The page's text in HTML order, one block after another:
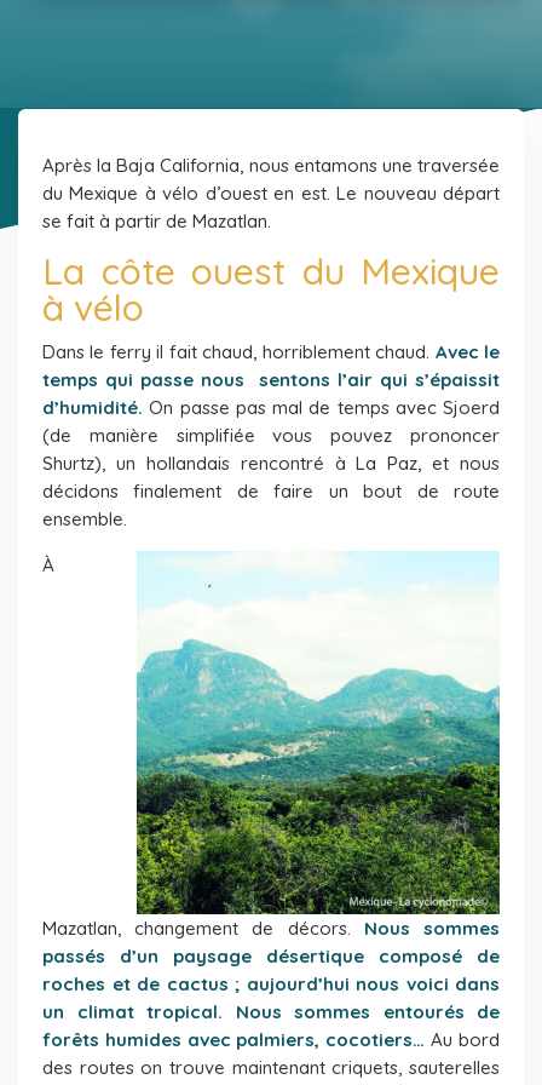
Après la Baja California, nous entamons une traversée
du Mexique à vélo d’ouest en est. Le nouveau départ
se fait à partir de Mazatlan.
La côte ouest du Mexique
à vélo
Dans le ferry il fait chaud, horriblement chaud. Avec le
temps qui passe nous sentons l’air qui s’épaissit
d’humidité. On passe pas mal de temps avec Sjoerd
(de manière simplifiée vous pouvez prononcer
Shurtz), un hollandais rencontré à La Paz, et nous
décidons finalement de faire un bout de route
ensemble.
À
Mazatlan, changement de décors. Nous sommes
passés d’un paysage désertique composé de
roches et de cactus ; aujourd’hui nous voici dans
un climat tropical. Nous sommes entourés de
forêts humides avec palmiers, cocotiers… Au bord
des routes on trouve maintenant criquets, sauterelles